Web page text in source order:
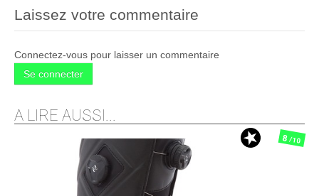
Laissez votre commentaire
Connectez-vous pour laisser un commentaire
Se connecter
A LIRE AUSSI...
8/10